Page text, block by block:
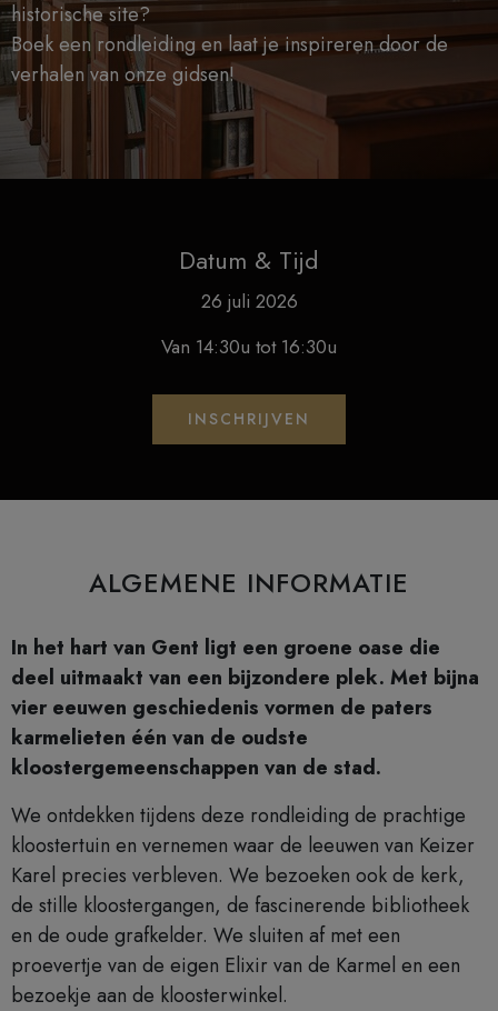
historische site?
Boek een rondleiding en laat je inspireren door de
verhalen van onze gidsen!
Datum & Tijd
26 juli 2026
Van 14:30u tot 16:30u
INSCHRIJVEN
ALGEMENE INFORMATIE
In het hart van Gent ligt een groene oase die
deel uitmaakt van een bijzondere plek. Met bijna
vier eeuwen geschiedenis vormen de paters
karmelieten één van de oudste
kloostergemeenschappen van de stad.
We ontdekken tijdens deze rondleiding de prachtige
kloostertuin en vernemen waar de leeuwen van Keizer
Karel precies verbleven. We bezoeken ook de kerk,
de stille kloostergangen, de fascinerende bibliotheek
en de oude grafkelder. We sluiten af met een
proevertje van de eigen Elixir van de Karmel en een
bezoekje aan de kloosterwinkel.